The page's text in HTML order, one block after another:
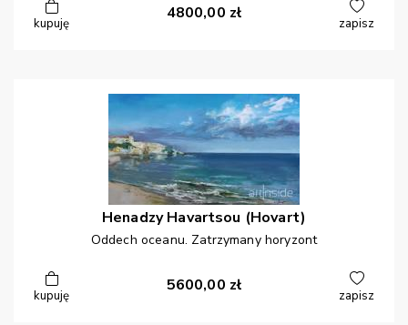
kupuję
4800,00 zł
zapisz
Henadzy Havartsou (Hovart)
Oddech oceanu. Zatrzymany horyzont
kupuję
5600,00 zł
zapisz